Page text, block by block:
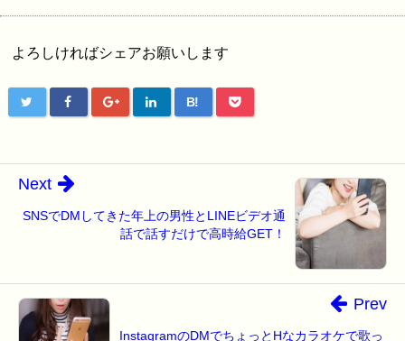
よろしければシェアお願いします
B!
SNSでDMしてきた年上の男性とLINEビデオ通
話で話すだけで高時給GET！
Next
InstagramのDMでちょっとHなカラオケで歌っ
Prev